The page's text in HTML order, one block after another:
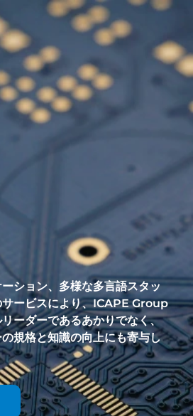
ーション、多様な多言語スタッ
サービスにより、ICAPE Group
リーダーであるあかりでなく、
の規格と知識の向上にも寄与し